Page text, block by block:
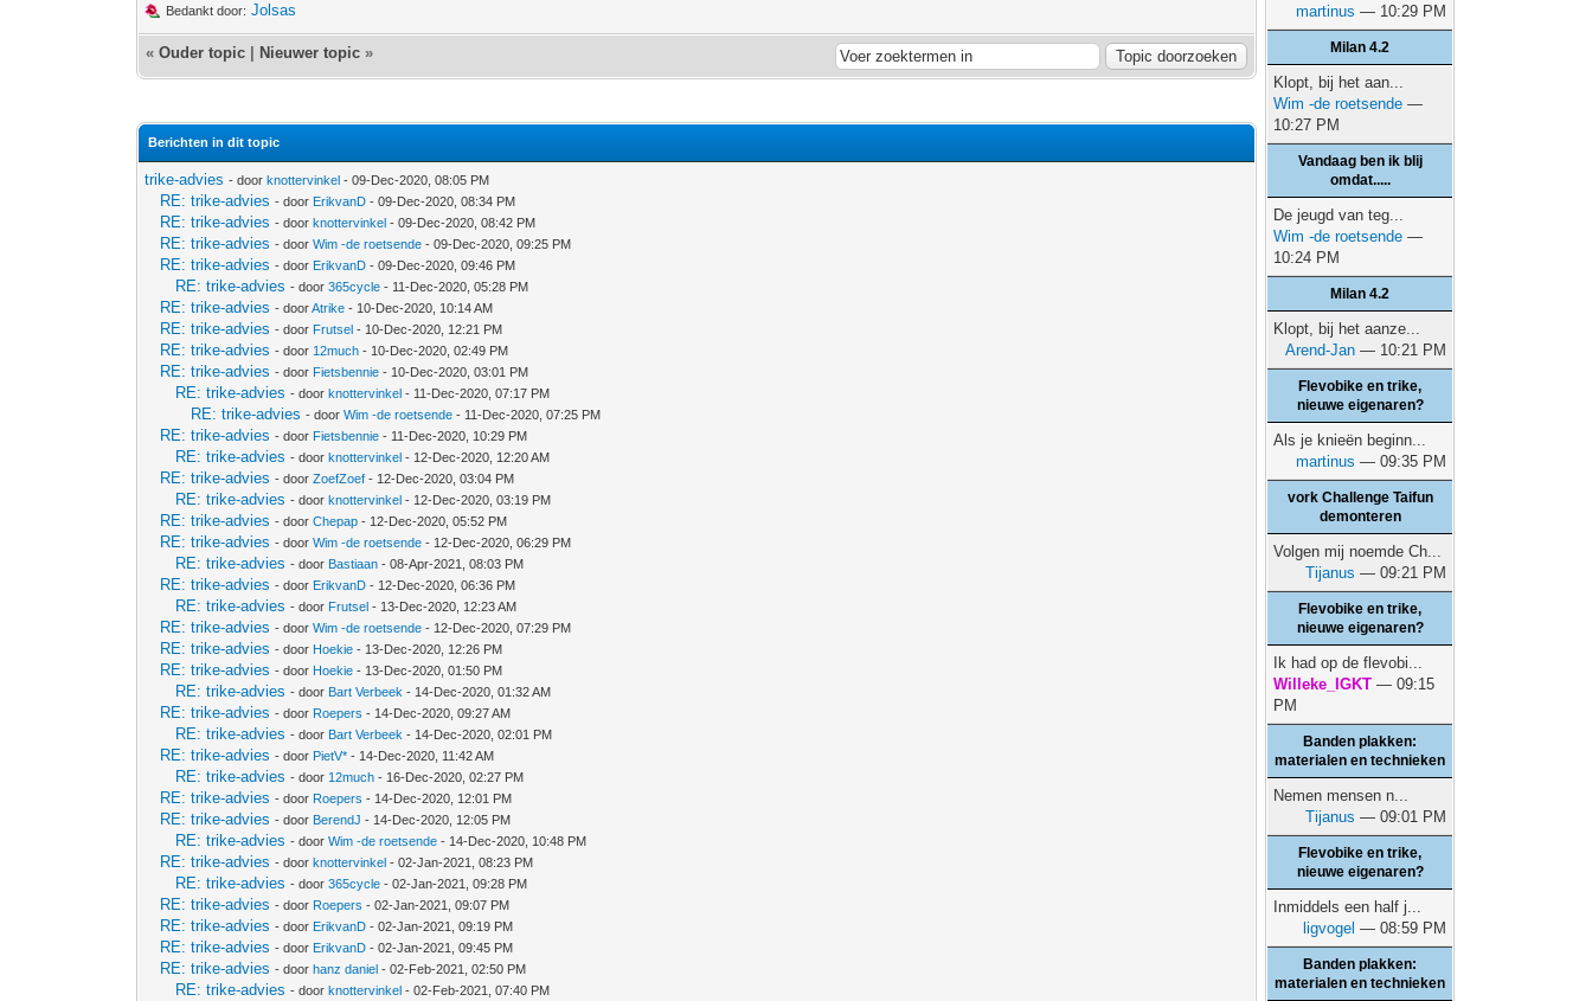
Bedankt door: Jolsas
«Ouder topic Nieuwer topic »
Berichten in dit topic
trike-advies - doorknottervinkel - 09-Dec-2020, 08:05 PM
RE: trike-advies - door ErikvanD - 09-Dec-2020, 08:34 PM
RE: trike-advies - doorknottervinkel - 09-Dec-2020, 08:42 PM
RE: trike-advies - doorWim -de roetsende - 09-Dec-2020, 09:25 PM
RE: trike-advies - door ErikvanD - 09-Dec-2020, 09:46 PM
RE: trike-advies - door365cycle - 11-Dec-2020, 05:28 PM
RE: trike-advies - doorAtrike - 10-Dec-2020, 10:14 AM
RE: trike-advies - door Frutsel - 10-Dec-2020, 12:21 PM
RE: trike-advies - door 12much - 10-Dec-2020, 02:49 PM
RE: trike-advies - door Fietsbennie - 10-Dec-2020, 03:01 PM
RE: trike-advies - doorknottervinkel - 11-Dec-2020, 07:17 PM
RE: trike-advies - doorWim -de roetsende - 11-Dec-2020, 07:25 PM
RE: trike-advies - door Fietsbennie - 11-Dec-2020, 10:29 PM
RE: trike-advies - doorknottervinkel - 12-Dec-2020, 12:20 AM
RE: trike-advies - doorZoefZoef - 12-Dec-2020, 03:04 PM
RE: trike-advies - doorknottervinkel - 12-Dec-2020, 03:19 PM
RE: trike-advies - doorChepap - 12-Dec-2020, 05:52 PM
RE: trike-advies - doorWim -de roetsende - 12-Dec-2020, 06:29 PM
RE: trike-advies - door Bastiaan - 08-Apr-2021, 08:03 PM
RE: trike-advies - door ErikvanD - 12-Dec-2020, 06:36 PM
RE: trike-advies - door Frutsel - 13-Dec-2020, 12:23 AM
RE: trike-advies - doorWim -de roetsende - 12-Dec-2020, 07:29 PM
RE: trike-advies - door Hoekie - 13-Dec-2020, 12:26 PM
RE: trike-advies - door Hoekie - 13-Dec-2020, 01:50 PM
RE: trike-advies - door Bart Verbeek - 14-Dec-2020, 01:32 AM
RE: trike-advies - door Roepers - 14-Dec-2020, 09:27 AM
RE: trike-advies - door Bart Verbeek - 14-Dec-2020, 02:01 PM
RE: trike-advies - door PietV* - 14-Dec-2020, 11:42 AM
RE: trike-advies - door 12much - 16-Dec-2020, 02:27 PM
RE: trike-advies - door Roepers - 14-Dec-2020, 12:01 PM
RE: trike-advies - door BerendJ - 14-Dec-2020, 12:05 PM
RE: trike-advies - doorWim -de roetsende - 14-Dec-2020, 10:48 PM
RE: trike-advies - doorknottervinkel - 02-Jan-2021, 08:23 PM
RE: trike-advies - door365cycle - 02-Jan-2021, 09:28 PM
RE: trike-advies - door Roepers - 02-Jan-2021, 09:07 PM
RE: trike-advies - door ErikvanD - 02-Jan-2021, 09:19 PM
RE: trike-advies - door ErikvanD - 02-Jan-2021, 09:45 PM
RE: trike-advies - doorhanz daniel - 02-Feb-2021, 02:50 PM
RE: trike-advies - doorknottervinkel - 02-Feb-2021, 07:40 PM
martinus — 10:29 PM
Milan 4.2
Klopt, bij het aan...
Wim -de roetsende —
10:27 PM
Vandaag ben ik blij
omdat.....
De jeugd van teg...
Wim -de roetsende —
10:24 PM
Milan 4.2
Klopt, bij het aanze...
Arend-Jan — 10:21 PM
Flevobike en trike,
nieuwe eigenaren?
Als je knieën beginn...
martinus — 09:35 PM
vork Challenge Taifun
demonteren
Volgen mij noemde Ch...
Tijanus — 09:21 PM
Flevobike en trike,
nieuwe eigenaren?
Ik had op de flevobi...
Willeke_IGKT — 09:15
PM
Banden plakken:
materialen en technieken
Nemen mensen n...
Tijanus — 09:01 PM
Flevobike en trike,
nieuwe eigenaren?
Inmiddels een half j...
ligvogel — 08:59 PM
Banden plakken:
materialen en technieken